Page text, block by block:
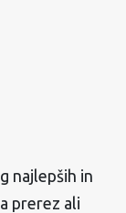
najlepših in
prerez ali